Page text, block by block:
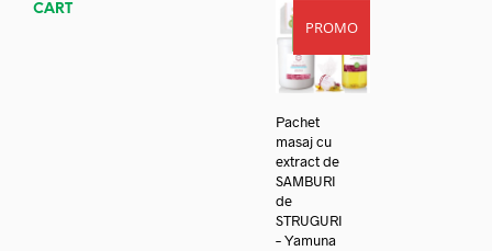
CART
PROMO
REDUC
Pachet
masaj cu
extract de
SAMBURI
de
STRUGURI
– Yamuna